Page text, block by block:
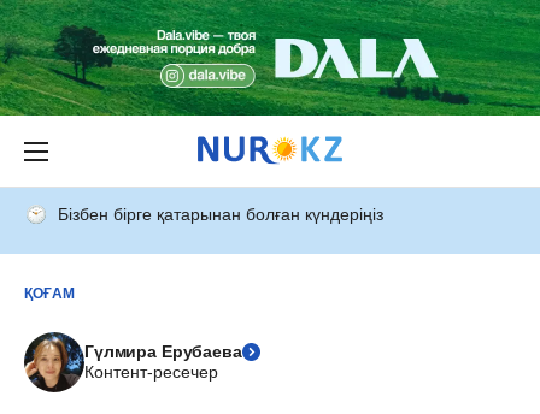
Бізбен бірге қатарынан болған күндеріңіз
ҚОҒАМ
Гүлмира Ерубаева
Контент-ресечер